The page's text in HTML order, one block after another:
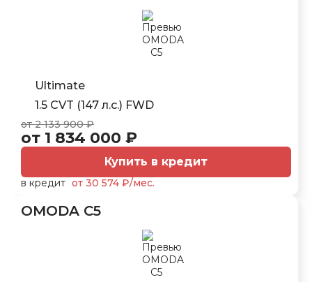
Ultimate
1.5 CVT (147 л.с.) FWD
от 2 133 900 ₽
от 1 834 000 ₽
Купить в кредит
в кредит от 30 574 ₽/мес.
OMODA C5